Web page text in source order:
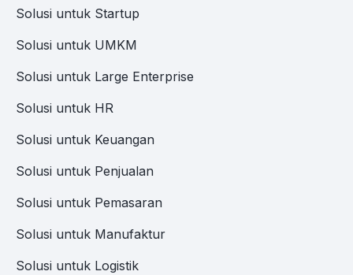
Solusi untuk Startup
Solusi untuk UMKM
Solusi untuk Large Enterprise
Solusi untuk HR
Solusi untuk Keuangan
Solusi untuk Penjualan
Solusi untuk Pemasaran
Solusi untuk Manufaktur
Solusi untuk Logistik